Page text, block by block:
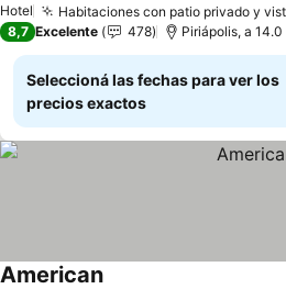
Hotel Habitaciones con patio privado y
8,7 Excelente 478 Piriápolis, a
Seleccioná las fechas para ver los
precios exactos
American